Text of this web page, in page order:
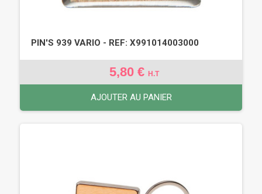
PIN'S 939 VARIO - REF: X991014003000
5,80 € H.T
AJOUTER AU PANIER